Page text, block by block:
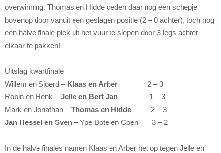
overwinning. Thomas en Hidde deden daar nog een schepje
bovenop door vanuit een geslagen positie (2 – 0 achter), toch nog
een halve finale plek uit het vuur te slepen door 3 legs achter
elkaar te pakken!
Uitslag kwartfinale
Willem en Sjoerd – Klaas en Arber 2 – 3
Robin en Henk –Jelle en Bert Jan 1 – 3
Mark en Jonathan –Thomas en Hidde 2 – 3
Jan Hessel en Sven – Ype Bote en Coen 3 – 2
In de halve finales namen Klaas en Arber het op tegen Jelle en